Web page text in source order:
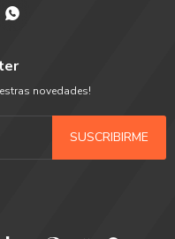

novedades!
SUSCRIBIRME